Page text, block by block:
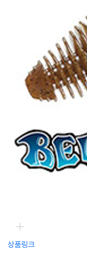
상품링크